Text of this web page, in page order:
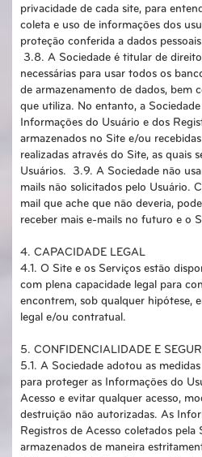
privacidade de cada site, para
coleta e uso de informações dos
proteção conferida a dados
3.8. A Sociedade é titular de
necessárias para usar todos os
de armazenamento de dados, bem
que utiliza. No entanto, a
Informações do Usuário e dos
armazenados no Site e/ou
realizadas através do Site, as quais
Usuários. 3.9. A Sociedade não
mails não solicitados pelo Usuário.
mail que ache que não deveria,
receber mais e-mails no futuro e o
4. CAPACIDADE LEGAL
4.1. O Site e os Serviços estão
com plena capacidade legal para
encontrem, sob qualquer hipótese,
legal e/ou contratual.
5. CONFIDENCIALIDADE E
5.1. A Sociedade adotou as
para proteger as Informações do
Acesso e evitar qualquer acesso,
destruição não autorizadas. As
Registros de Acesso coletados pela
armazenados de maneira